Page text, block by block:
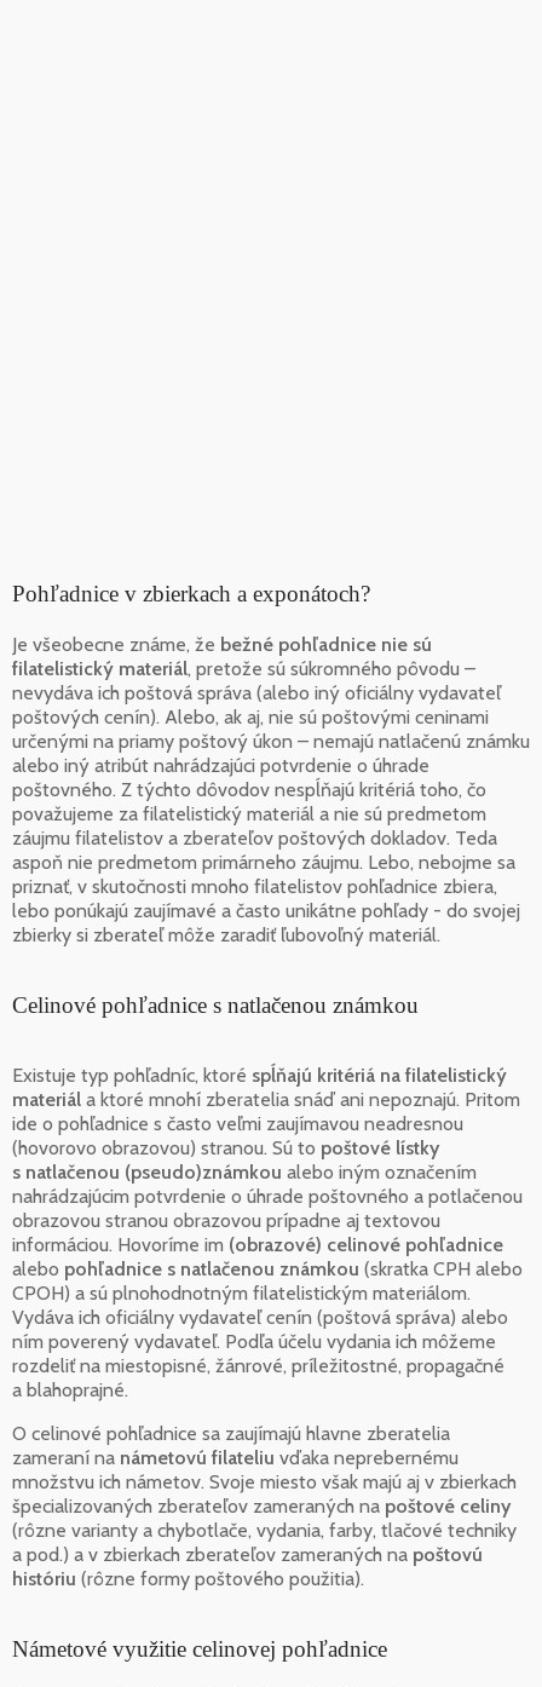
Pohľadnice v zbierkach a exponátoch?
Je všeobecne známe, že bežné pohľadnice nie sú
filatelistický materiál, pretože sú súkromného pôvodu –
nevydáva ich poštová správa (alebo iný oficiálny vydavateľ
poštových cenín). Alebo, ak aj, nie sú poštovými ceninami
určenými na priamy poštový úkon – nemajú natlačenú známku
alebo iný atribút nahrádzajúci potvrdenie o úhrade
poštovného. Z týchto dôvodov nespĺňajú kritériá toho, čo
považujeme za filatelistický materiál a nie sú predmetom
záujmu filatelistov a zberateľov poštových dokladov. Teda
aspoň nie predmetom primárneho záujmu. Lebo, nebojme sa
priznať, v skutočnosti mnoho filatelistov pohľadnice zbiera,
lebo ponúkajú zaujímavé a často unikátne pohľady - do svojej
zbierky si zberateľ môže zaradiť ľubovoľný materiál.
Celinové pohľadnice s natlačenou známkou
Existuje typ pohľadníc, ktoré spĺňajú kritériá na filatelistický
materiál a ktoré mnohí zberatelia snáď ani nepoznajú. Pritom
ide o pohľadnice s často veľmi zaujímavou neadresnou
(hovorovo obrazovou) stranou. Sú to poštové lístky
s natlačenou (pseudo)známkou alebo iným označením
nahrádzajúcim potvrdenie o úhrade poštovného a potlačenou
obrazovou stranou obrazovou prípadne aj textovou
informáciou. Hovoríme im (obrazové) celinové pohľadnice
alebo pohľadnice s natlačenou známkou (skratka CPH alebo
CPOH) a sú plnohodnotným filatelistickým materiálom.
Vydáva ich oficiálny vydavateľ cenín (poštová správa) alebo
ním poverený vydavateľ. Podľa účelu vydania ich môžeme
rozdeliť na miestopisné, žánrové, príležitostné, propagačné
a blahoprajné.
O celinové pohľadnice sa zaujímajú hlavne zberatelia
zameraní na námetovú filateliu vďaka neprebernému
množstvu ich námetov. Svoje miesto však majú aj v zbierkach
špecializovaných zberateľov zameraných na poštové celiny
(rôzne varianty a chybotlače, vydania, farby, tlačové techniky
a pod.) a v zbierkach zberateľov zameraných na poštovú
históriu (rôzne formy poštového použitia).
Námetové využitie celinovej pohľadnice